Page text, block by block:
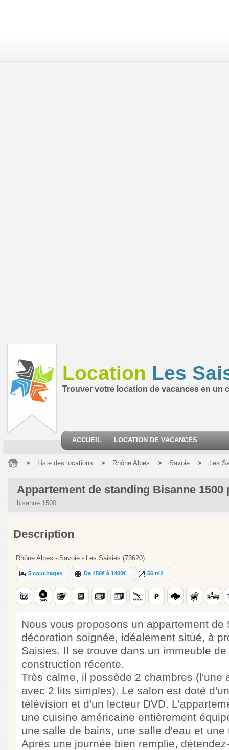
Location Les
Trouver votre location de vacances en un
ACCUEIL LOCATION DE VACANCES
Liste des locations Rhône Alpes Savoie Les
Appartement de standing Bisanne 1500
bisanne 1500
Description
Rhône Alpes - Savoie - Les Saisies (73620)
5 couchages De 450€ à 1400€ 56 m2
Nous vous proposons un appartement de
décoration soignée, idéalement situé, à
Saisies. Il se trouve dans un immeuble
construction récente.
Très calme, il possède 2 chambres (l'une
avec 2 lits simples). Le salon est doté
télévision et d'un lecteur DVD.
une cuisine américaine entièrement
une salle de bains, une salle d'eau et une
Après une journée bien remplie,